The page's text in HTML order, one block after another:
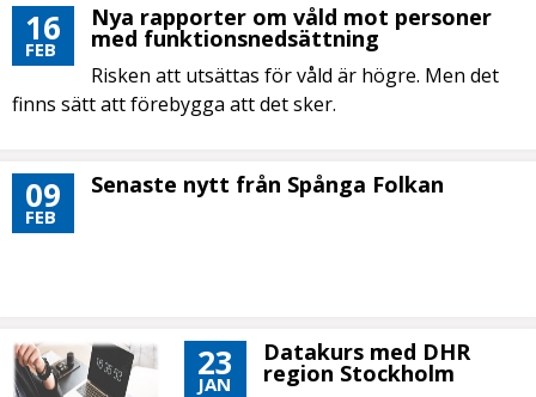
16
FEB
Nya rapporter om våld mot personer
med funktionsnedsättning
Risken att utsättas för våld är högre. Men det
finns sätt att förebygga att det sker.
09
FEB
Senaste nytt från Spånga Folkan
23
JAN
Datakurs med DHR
region Stockholm